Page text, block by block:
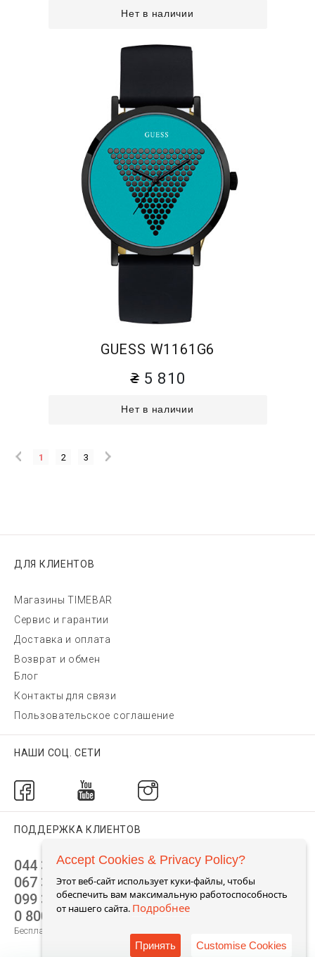
Нет в наличии
GUESS W1161G6
5 810
Нет в наличии
1 2 3
ДЛЯ КЛИЕНТОВ
Магазины TIMEBAR
Сервис и гарантии
Доставка и оплата
Возврат и обмен
Блог
Контакты для связи
Пользовательское соглашение
НАШИ СОЦ. СЕТИ
ПОДДЕРЖКА КЛИЕНТОВ
044 392 44 45
067 344 14 44 (viber)
099 399 23 80
0 800 305 805
Бесплатно по Украине
Accept Cookies & Privacy Policy?
Этот веб-сайт использует куки-файлы, чтобы
обеспечить вам максимальную работоспособность
от нашего сайта. Подробнее
Принять Customise Cookies